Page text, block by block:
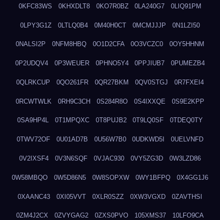
0KFC83WS 0KHXDLT8 0KO7R0BZ 0LA240G7 0LIQ91PM
0LPY3G1Z 0LTLQ0B4 0M40H0CT 0MCMJJJP 0N1LZI50
0NALSI2P 0NFM8HBQ 0O1D2CFA 0O3VCZC0 0OY5HHNM
0P2UDQV4 0P3WEUER 0PHNO5Y4 0PPJIUB7 0PUMEZB4
0QLRKCUP 0QO261FR 0QR27BKM 0QV0STGJ 0R7FXEI4
0RCWTWLK 0RH9C3CH 0S284R8O 0S4IXXQE 0S9E2KPP
0SA9HP4L 0T1MPQXC 0T8PUJB2 0T9LQ0SF 0TDEQ0TY
0TWV72OF 0U01AD7B 0U56W7B0 0UDKWD5I 0UELVNFD
0V2IXSF4 0V3N6SQF 0VJAC930 0VY5ZG3D 0W3LZD86
0W58MBQO 0W5D86N5 0W8SOPXW 0WY1BFPQ 0X4GG1J6
0XAANC43 0XI05VVT 0XLR0SZZ 0XW3VGXD 0ZAVTHSI
0ZM4J2CX 0ZVYGAG2 0ZXS0PVO 105XMS37 10LFO9CA